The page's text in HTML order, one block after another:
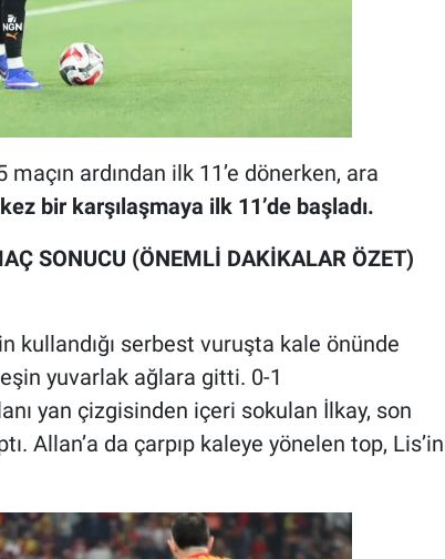
ardından ilk 11’e dönerken, ara
bir karşılaşmaya ilk 11’de başladı.
SONUCU (ÖNEMLİ DAKİKALAR ÖZET)
kullandığı serbest vuruşta kale önünde
yuvarlak ağlara gitti. 0-1
yan çizgisinden içeri sokulan İlkay, son
Allan’a da çarpıp kaleye yönelen top, Lis’in